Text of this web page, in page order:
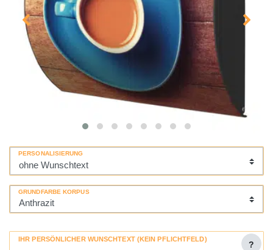
PERSONALISIERUNG
GRUNDFARBE KORPUS
IHR PERSÖNLICHER WUNSCHTEXT (KEIN PFLICHTFELD)
?